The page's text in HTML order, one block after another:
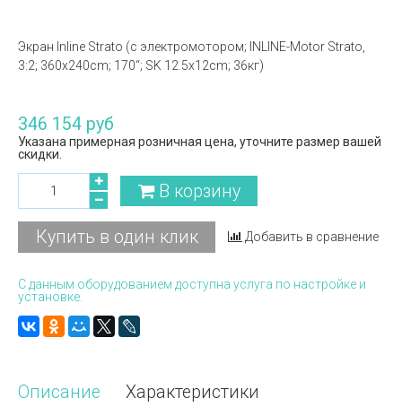
Экран Inline Strato (с электромотором; INLINE-Motor Strato,
3:2; 360x240cm; 170“; SK 12.5x12cm; 36кг)
346 154 руб
Указана примерная розничная цена, уточните размер вашей
скидки.
В корзину
Купить в один клик Добавить в сравнение
С данным оборудованием доступна услуга по настройке и
установке.
Описание Характеристики